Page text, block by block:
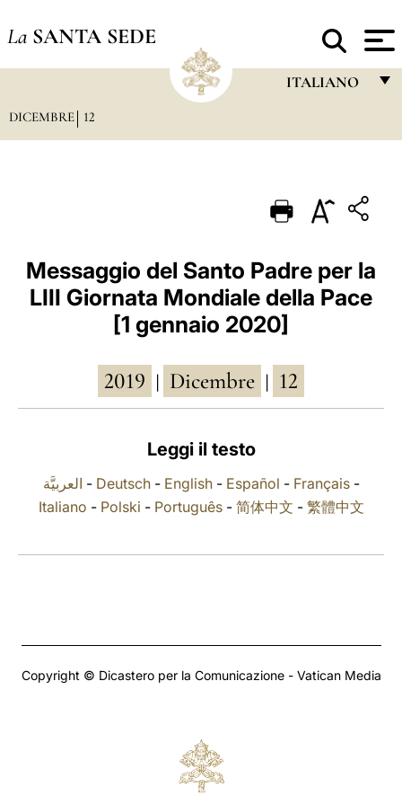
La SANTA SEDE
ITALIANO
PORTUGUÊS
ESPAÑOL
DEUTSCH
العربيّة
中文
DICEMBRE 12
Messaggio del Santo Padre per la
LIII Giornata Mondiale della Pace
[1 gennaio 2020]
2019 Dicembre 12
Leggi il testo
العربيَّة - Deutsch- English- Español - Français-
Italiano - Polski - Português- 简体中文 - 繁體中文
Copyright © Dicastero per la Comunicazione - Vatican Media